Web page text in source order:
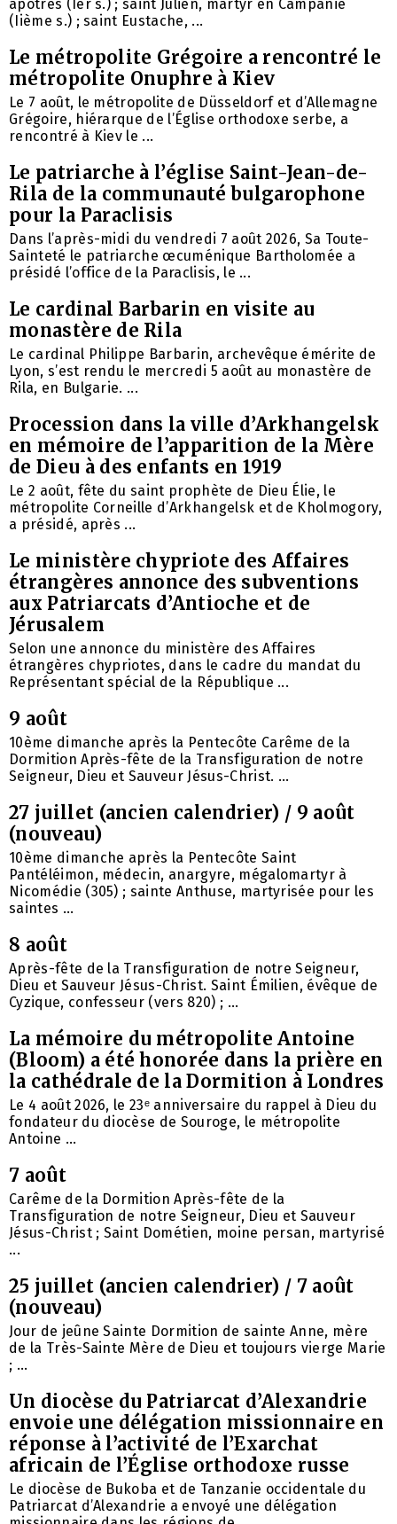
apôtres (Ier s.) ; saint Julien, martyr en Campanie
(Iième s.) ; saint Eustache, ...
Le métropolite Grégoire a rencontré le
métropolite Onuphre à Kiev
Le 7 août, le métropolite de Düsseldorf et d’Allemagne
Grégoire, hiérarque de l’Église orthodoxe serbe, a
rencontré à Kiev le ...
Le patriarche à l’église Saint-Jean-de-
Rila de la communauté bulgarophone
pour la Paraclisis
Dans l’après-midi du vendredi 7 août 2026, Sa Toute-
Sainteté le patriarche œcuménique Bartholomée a
présidé l’office de la Paraclisis, le ...
Le cardinal Barbarin en visite au
monastère de Rila
Le cardinal Philippe Barbarin, archevêque émérite de
Lyon, s’est rendu le mercredi 5 août au monastère de
Rila, en Bulgarie. ...
Procession dans la ville d’Arkhangelsk
en mémoire de l’apparition de la Mère
de Dieu à des enfants en 1919
Le 2 août, fête du saint prophète de Dieu Élie, le
métropolite Corneille d’Arkhangelsk et de Kholmogory,
a présidé, après ...
Le ministère chypriote des Affaires
étrangères annonce des subventions
aux Patriarcats d’Antioche et de
Jérusalem
Selon une annonce du ministère des Affaires
étrangères chypriotes, dans le cadre du mandat du
Représentant spécial de la République ...
9 août
10ème dimanche après la Pentecôte Carême de la
Dormition Après-fête de la Transfiguration de notre
Seigneur, Dieu et Sauveur Jésus-Christ. ...
27 juillet (ancien calendrier) / 9 août
(nouveau)
10ème dimanche après la Pentecôte Saint
Pantéléimon, médecin, anargyre, mégalomartyr à
Nicomédie (305) ; sainte Anthuse, martyrisée pour les
saintes ...
8 août
Après-fête de la Transfiguration de notre Seigneur,
Dieu et Sauveur Jésus-Christ. Saint Émilien, évêque de
Cyzique, confesseur (vers 820) ; ...
La mémoire du métropolite Antoine
(Bloom) a été honorée dans la prière en
la cathédrale de la Dormition à Londres
Le 4 août 2026, le 23ᵉ anniversaire du rappel à Dieu du
fondateur du diocèse de Souroge, le métropolite
Antoine ...
7 août
Carême de la Dormition Après-fête de la
Transfiguration de notre Seigneur, Dieu et Sauveur
Jésus-Christ ; Saint Dométien, moine persan, martyrisé
...
25 juillet (ancien calendrier) / 7 août
(nouveau)
Jour de jeûne Sainte Dormition de sainte Anne, mère
de la Très-Sainte Mère de Dieu et toujours vierge Marie
; ...
Un diocèse du Patriarcat d’Alexandrie
envoie une délégation missionnaire en
réponse à l’activité de l’Exarchat
africain de l’Église orthodoxe russe
Le diocèse de Bukoba et de Tanzanie occidentale du
Patriarcat d’Alexandrie a envoyé une délégation